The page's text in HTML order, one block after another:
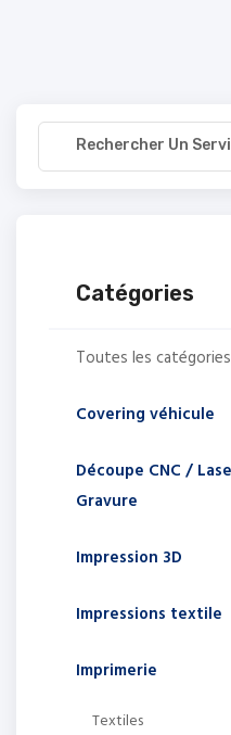
Catégories
Toutes les catégories
Covering véhicule
Découpe CNC /
Gravure
Impression 3D
Impressions textile
Imprimerie
Textiles